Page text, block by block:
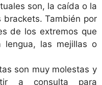
son, la caída o la
brackets. También por
de los extremos que
lengua, las mejillas o
son muy molestas y
a consulta para